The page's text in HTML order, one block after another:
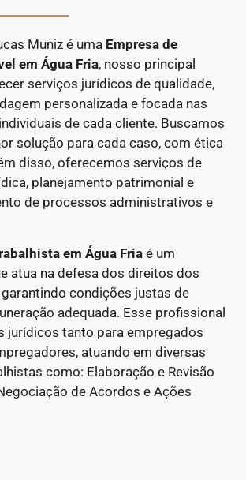
Muniz é uma Empresa de
em Água Fria, nosso principal
serviços jurídicos de qualidade,
personalizada e focada nas
de cada cliente. Buscamos
solução para cada caso, com ética
disso, oferecemos serviços de
planejamento patrimonial e
de processos administrativos e
em Água Fria é um
atua na defesa dos direitos dos
condições justas de
adequada. Esse profissional
jurídicos tanto para empregados
atuando em diversas
como: Elaboração e Revisão
de Acordos e Ações